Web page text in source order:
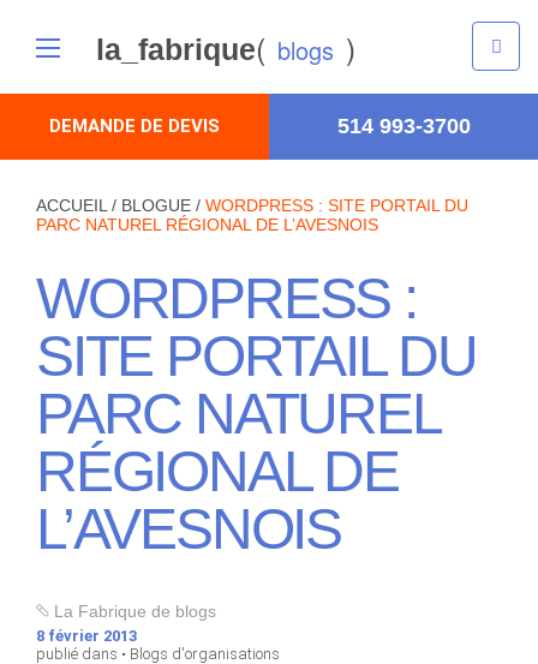
la_fabrique( blogs )
DEMANDE DE DEVIS 514 993-3700
ACCUEIL / BLOGUE / WORDPRESS : SITE PORTAIL DU
PARC NATUREL RÉGIONAL DE L’AVESNOIS
WORDPRESS :
SITE PORTAIL DU
PARC NATUREL
RÉGIONAL DE
L’AVESNOIS
La Fabrique de blogs
8 février 2013
publié dans • Blogs d'organisations